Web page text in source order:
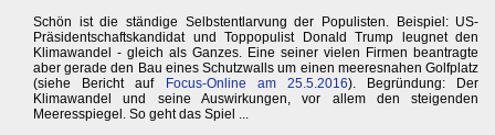
Schön ist die ständige Selbstentlarvung der Populisten. Beispiel: US-
Präsidentschaftskandidat und Toppopulist Donald Trump leugnet den
Klimawandel - gleich als Ganzes. Eine seiner vielen Firmen beantragte
aber gerade den Bau eines Schutzwalls um einen meeresnahen Golfplatz
(siehe Bericht auf
Focus-Online am 25.5.2016). Begründung: Der
Klimawandel und seine Auswirkungen, vor allem den steigenden
Meeresspiegel. So geht das Spiel ...